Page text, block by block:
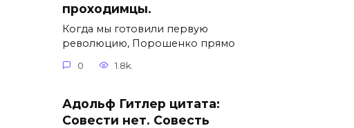
проходимцы.
Когда мы готовили первую
революцию, Порошенко прямо
0 1.8k.
Адольф Гитлер цитата:
Совести нет. Совесть